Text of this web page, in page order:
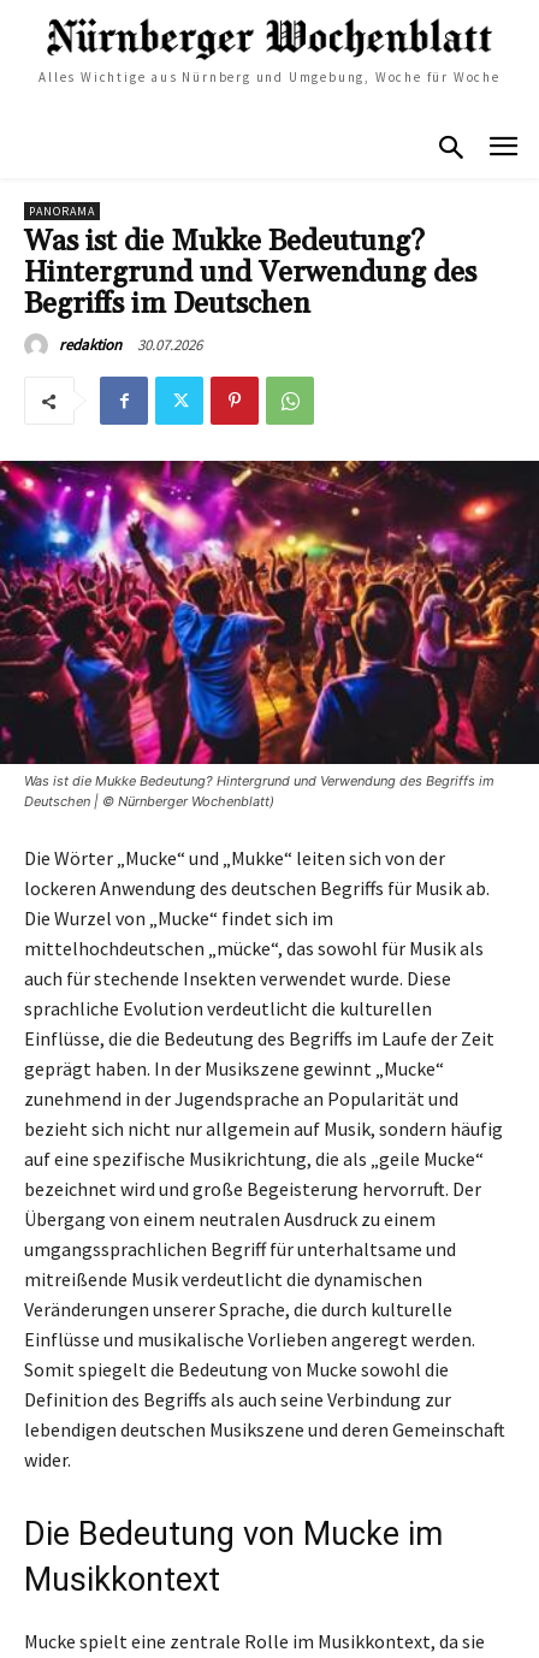
Alles Wichtige aus Nürnberg und Umgebung, Woche für Woche
PANORAMA
Was ist die Mukke Bedeutung?
Hintergrund und Verwendung des
Begriffs im Deutschen
redaktion 30.07.2026
Was ist die Mukke Bedeutung? Hintergrund und Verwendung des Begriffs im
Deutschen | © Nürnberger Wochenblatt)
Die Wörter „Mucke“ und „Mukke“ leiten sich von der
lockeren Anwendung des deutschen Begriffs für Musik ab.
Die Wurzel von „Mucke“ findet sich im
mittelhochdeutschen „mücke“, das sowohl für Musik als
auch für stechende Insekten verwendet wurde. Diese
sprachliche Evolution verdeutlicht die kulturellen
Einflüsse, die die Bedeutung des Begriffs im Laufe der Zeit
geprägt haben. In der Musikszene gewinnt „Mucke“
zunehmend in der Jugendsprache an Popularität und
bezieht sich nicht nur allgemein auf Musik, sondern häufig
auf eine spezifische Musikrichtung, die als „geile Mucke“
bezeichnet wird und große Begeisterung hervorruft. Der
Übergang von einem neutralen Ausdruck zu einem
umgangssprachlichen Begriff für unterhaltsame und
mitreißende Musik verdeutlicht die dynamischen
Veränderungen unserer Sprache, die durch kulturelle
Einflüsse und musikalische Vorlieben angeregt werden.
Somit spiegelt die Bedeutung von Mucke sowohl die
Definition des Begriffs als auch seine Verbindung zur
lebendigen deutschen Musikszene und deren Gemeinschaft
wider.
Die Bedeutung von Mucke im
Musikkontext
Mucke spielt eine zentrale Rolle im Musikkontext, da sie